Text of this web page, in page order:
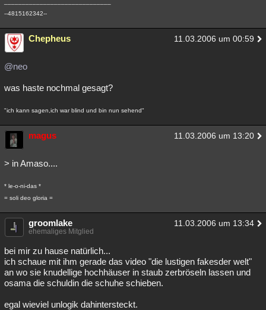
--4815162342--
Chepheus 11.03.2006 um 00:59
@neo
was haste nochmal gesagt?
"ich kann sagen,ich war blind und bin nun sehend"
magus 11.03.2006 um 13:20
> in Amaso....
* le-o-ni-das *
= soli deo gloria =
groomlake 11.03.2006 um 13:34
ehemaliges Mitglied
bei mir zu hause natürlich...
ich schaue mit ihm gerade das video "die lustigen fakesder welt"
an wo sie knudellige hochhäuser in staub zerbröseln lassen und
osama die schuldin die schuhe schieben.
egal wieviel unlogik dahintersteckt.